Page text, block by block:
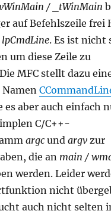
/ _tWinMain
auf Befehlszeile frei
lpCmdLine. Es ist nicht
um diese Zeile zu
MFC stellt dazu
Namen
es aber auch einfach
C/C++-
argcundargvzur
die an main /
werden. Leider
nicht
auch nicht selten